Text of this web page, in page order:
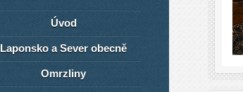
Úvod
Laponsko a Sever obecně
Omrzliny